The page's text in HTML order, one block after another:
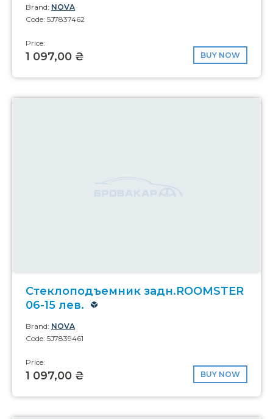
Brand: NOVA
Code: 5J7837462
Price:
1 097,00 ₴ BUY NOW
Стеклоподъемник задн.ROOMSTER
06-15 лев.
Brand: NOVA
Code: 5J7839461
Price:
1 097,00 ₴ BUY NOW